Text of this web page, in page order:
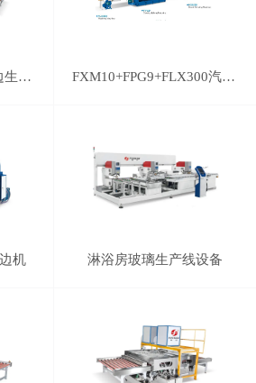
FSYM 玻璃直线双圆边生产线 FXM10+FPG9+FLX300汽车后视镜磨边线
机 淋浴房玻璃生产线设备